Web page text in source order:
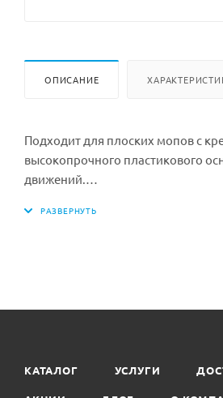
ОПИСАНИЕ
Подходит для плоских мопов с
высокопрочного пластикового
движений.
Размер изделия, см: 60 х 10
КАТАЛОГ УСЛУГИ